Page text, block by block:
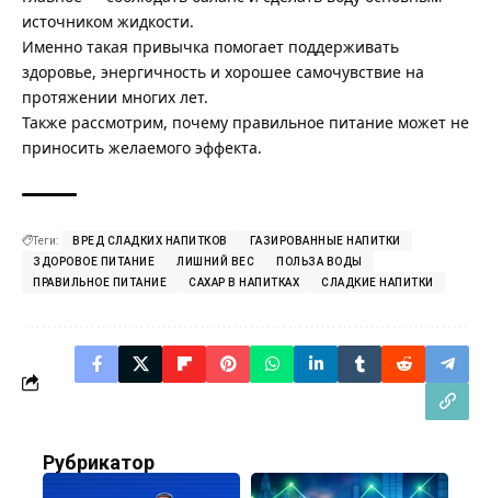
источником жидкости.
Именно такая привычка помогает поддерживать
здоровье, энергичность и хорошее самочувствие на
протяжении многих лет.
Также рассмотрим, почему правильное питание может не
приносить желаемого эффекта.
Теги: ВРЕД СЛАДКИХ НАПИТКОВ
ГАЗИРОВАННЫЕ НАПИТКИ
ЗДОРОВОЕ ПИТАНИЕ
ЛИШНИЙ ВЕС
ПОЛЬЗА ВОДЫ
ПРАВИЛЬНОЕ ПИТАНИЕ
САХАР В НАПИТКАХ СЛАДКИЕ НАПИТКИ
Рубрикатор